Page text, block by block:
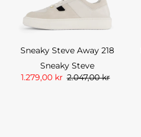
Sneaky Steve Away 218
Sneaky Steve
1.279,00 kr 2.047,00 kr